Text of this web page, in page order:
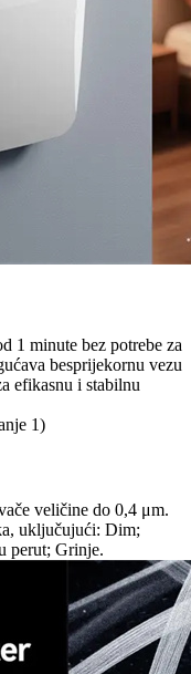
1 minute bez potrebe za
besprijekornu vezu
efikasnu i stabilnu
veličine do 0,4 μm.
uključujući: Dim;
perut; Grinje.